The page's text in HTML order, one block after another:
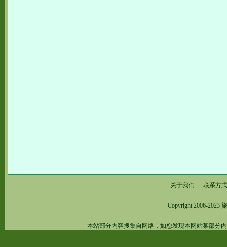
关于我们 联系方式
Copyright 2006-2023
本站部分内容搜集自网络，如您发现本网站某部分